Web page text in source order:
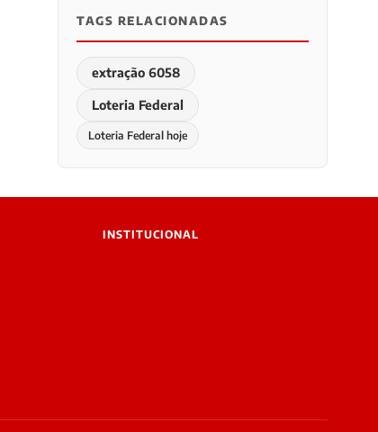
TAGS RELACIONADAS
extração 6058
Loteria Federal
Loteria Federal hoje
INSTITUCIONAL